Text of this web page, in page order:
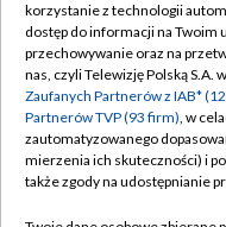
korzystanie z technologii
dostęp do informacji na Twoim
przechowywanie oraz na
nas, czyli Telewizję Polską S.A.
Zaufanych Partnerów z IAB*
Partnerów TVP (93 firm), w
zautomatyzowanego
mierzenia ich skuteczności) i
także zgody na udostępnianie